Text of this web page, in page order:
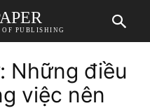
PUBLISHING
Những điều
việc nên